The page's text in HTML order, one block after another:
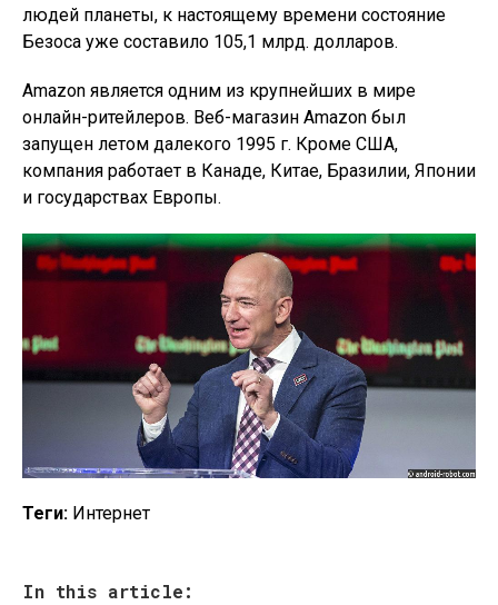
людей планеты, к настоящему времени состояние
Безоса уже составило 105,1 млрд. долларов.
Amazon является одним из крупнейших в мире
онлайн-ритейлеров. Веб-магазин Amazon был
запущен летом далекого 1995 г. Кроме США,
компания работает в Канаде, Китае, Бразилии, Японии
и государствах Европы.
Теги: Интернет
In this article: